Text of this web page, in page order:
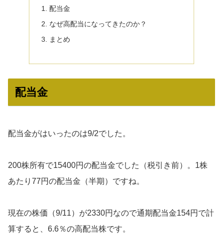
配当金
なぜ高配当になってきたのか？
まとめ
配当金
配当金がはいったのは9/2でした。
200株所有で15400円の配当金でした（税引き前）。1株
あたり77円の配当金（半期）ですね。
現在の株価（9/11）が2330円なので通期配当金154円で計
算すると、6.6％の高配当株です。